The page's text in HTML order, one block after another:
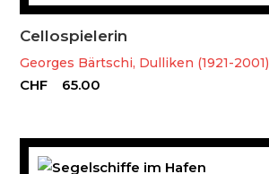
Cellospielerin
Georges Bärtschi, Dulliken (1921-2001)
CHF 65.00